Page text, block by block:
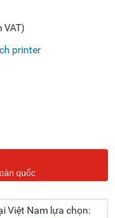
VAT)
printer
Việt Nam lựa chọn: